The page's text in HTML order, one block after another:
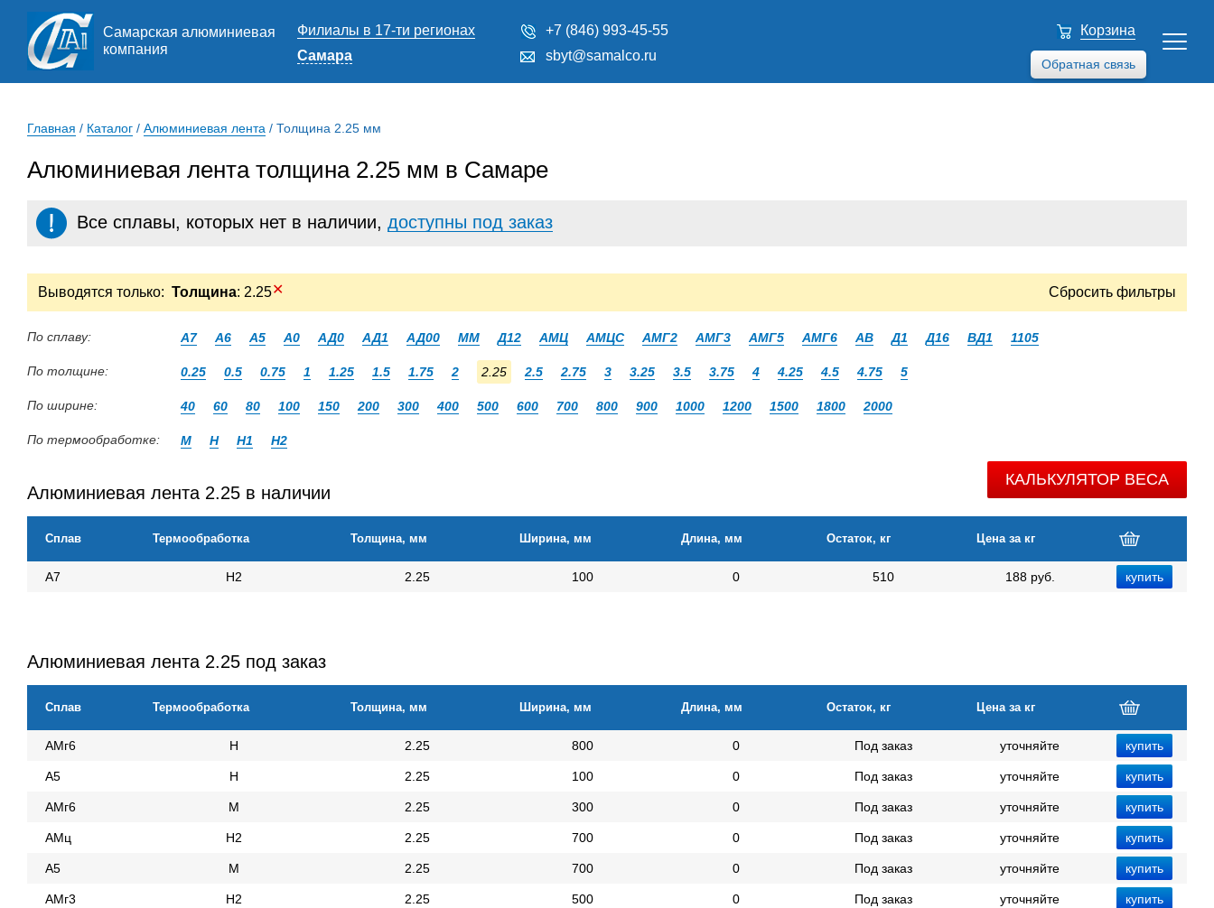
Самарская алюминиевая
компания
Филиалы в 17-ти регионах
Самара
+7 (846) 993-45-55
sbyt@samalco.ru
Обратная связь
Корзина
Главная / Каталог / Алюминиевая лента / Толщина 2.25 мм
Алюминиевая лента толщина 2.25 мм в Самаре
Все сплавы, которых нет в наличии, доступны под заказ
Выводятся только: Толщина: 2.25✕ Сбросить фильтры
По сплаву: А7 А6 А5 А0 АД0 АД1 АД00 ММ Д12 АМЦ АМЦС АМГ2 АМГ3 АМГ5 АМГ6 АВ Д1 Д16 ВД1 1105
По толщине: 0.25 0.5 0.75 1 1.25 1.5 1.75 2 2.25 2.5 2.75 3 3.25 3.5 3.75 4 4.25 4.5 4.75 5
По ширине: 40 60 80 100 150 200 300 400 500 600 700 800 900 1000 1200 1500 1800 2000
По термообработке: М Н Н1 Н2
Алюминиевая лента 2.25 в наличии
КАЛЬКУЛЯТОР ВЕСА
Сплав Термообработка Толщина, мм Ширина, мм Длина, мм Остаток, кг Цена за кг
А7 Н2 2.25 100 0 510 188 руб.
Алюминиевая лента 2.25 под заказ
Сплав Термообработка Толщина, мм Ширина, мм Длина, мм Остаток, кг Цена за кг
АМг6 Н 2.25 800 0 Под заказ уточняйте
А5 Н 2.25 100 0 Под заказ уточняйте
АМг6 М 2.25 300 0 Под заказ уточняйте
АМц Н2 2.25 700 0 Под заказ уточняйте
А5 М 2.25 700 0 Под заказ уточняйте
АМг3 Н2 2.25 500 0 Под заказ уточняйте